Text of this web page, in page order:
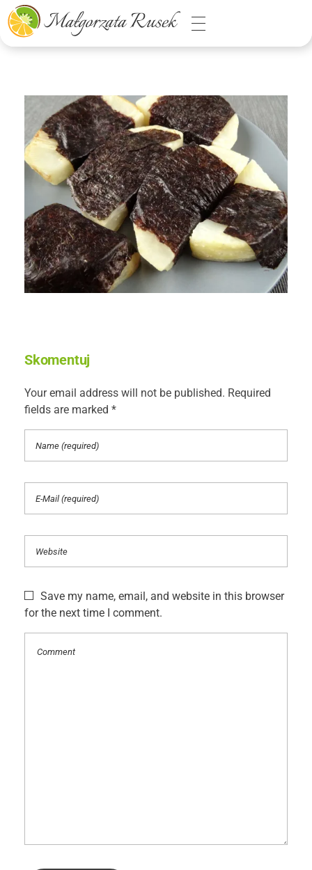
Małgorzata Rusek - dietetyk z pasją
Dietetyka kliniczna & Psychodietetyka
Skomentuj
Your email address will not be published. Required
fields are marked *
Save my name, email, and website in this browser
for the next time I comment.